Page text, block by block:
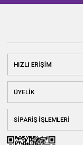
HIZLI ERİŞİM
ÜYELİK
SİPARİŞ İŞLEMLERİ